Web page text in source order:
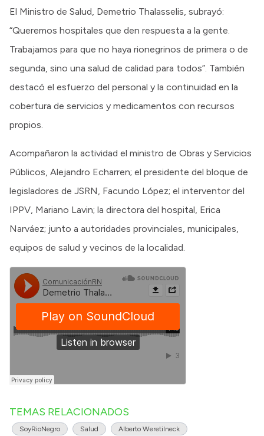
El Ministro de Salud, Demetrio Thalasselis, subrayó:
“Queremos hospitales que den respuesta a la gente.
Trabajamos para que no haya rionegrinos de primera o de
segunda, sino una salud de calidad para todos”. También
destacó el esfuerzo del personal y la continuidad en la
cobertura de servicios y medicamentos con recursos
propios.
Acompañaron la actividad el ministro de Obras y Servicios
Públicos, Alejandro Echarren; el presidente del bloque de
legisladores de JSRN, Facundo López; el interventor del
IPPV, Mariano Lavin; la directora del hospital, Erica
Narváez; junto a autoridades provinciales, municipales,
equipos de salud y vecinos de la localidad.
TEMAS RELACIONADOS
SoyRioNegro Salud Alberto Weretilneck